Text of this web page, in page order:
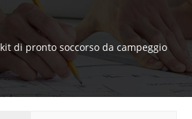
kit di pronto soccorso da campeggio